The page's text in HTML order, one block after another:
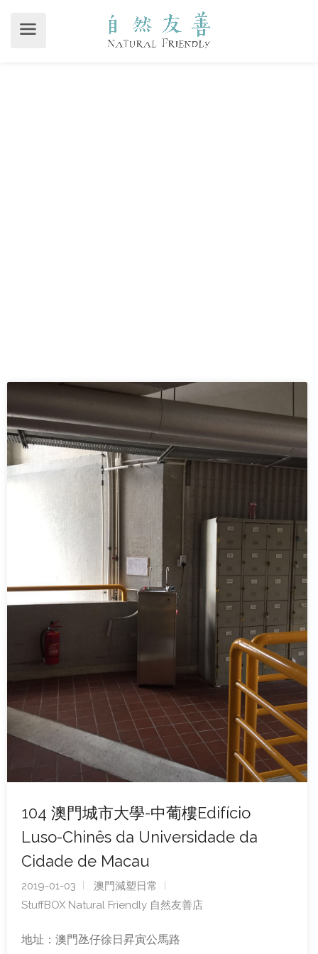
104 澳門城市大學-中葡樓Edifício
Luso-Chinês da Universidade da
Cidade de Macau
2019-01-03
澳門減塑日常
StuffBOX Natural Friendly 自然友善店
地址：澳門氹仔徐日昇寅公馬路